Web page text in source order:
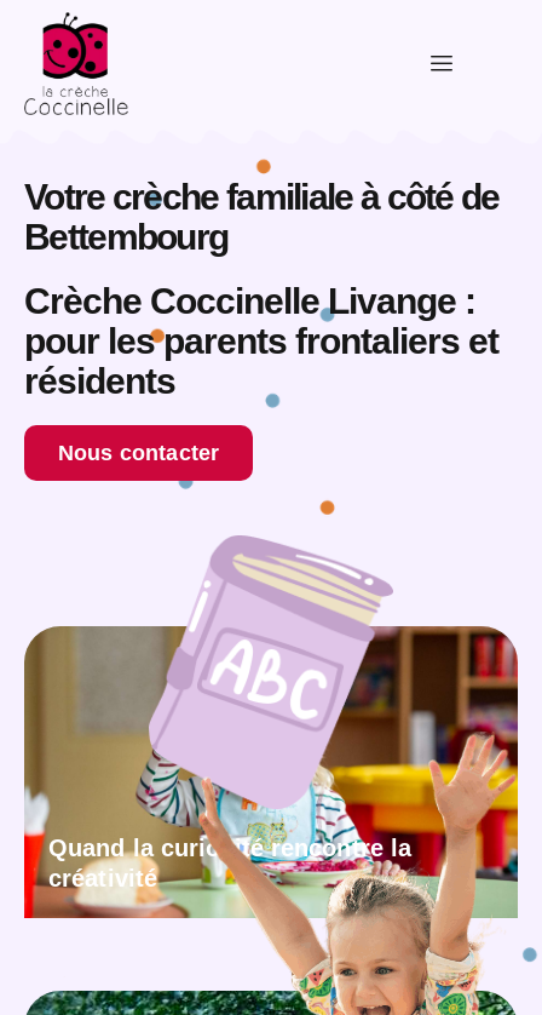
Votre crèche familiale à côté de
Bettembourg
Crèche Coccinelle Livange :
pour les parents frontaliers et
résidents
Nous contacter
Quand la curiosité rencontre la
créativité